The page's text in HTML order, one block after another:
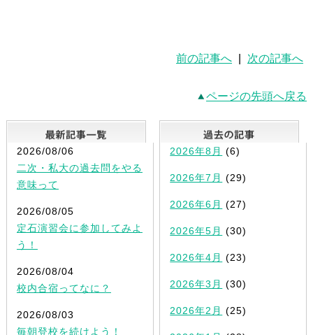
前の記事へ 次の記事へ
ページの先頭へ戻る
最新記事一覧
2026/08/06
二次・私大の過去問をやる
意味って
2026/08/05
定石演習会に参加してみよ
う！
2026/08/04
校内合宿ってなに？
2026/08/03
毎朝登校を続けよう！
2026年8月 (6)
2026年7月 (29)
2026年6月 (27)
2026年5月 (30)
2026年4月 (23)
2026年3月 (30)
2026年2月 (25)